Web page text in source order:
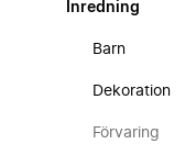
Inredning
Barn
Dekoration
Förvaring